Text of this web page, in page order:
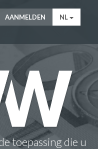
AANMELDEN NL
toepassing die u